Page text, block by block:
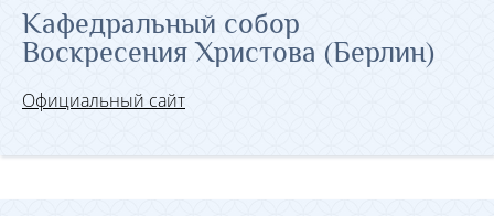
Кафедральный собор
Воскресения Христова (Берлин)
Официальный сайт